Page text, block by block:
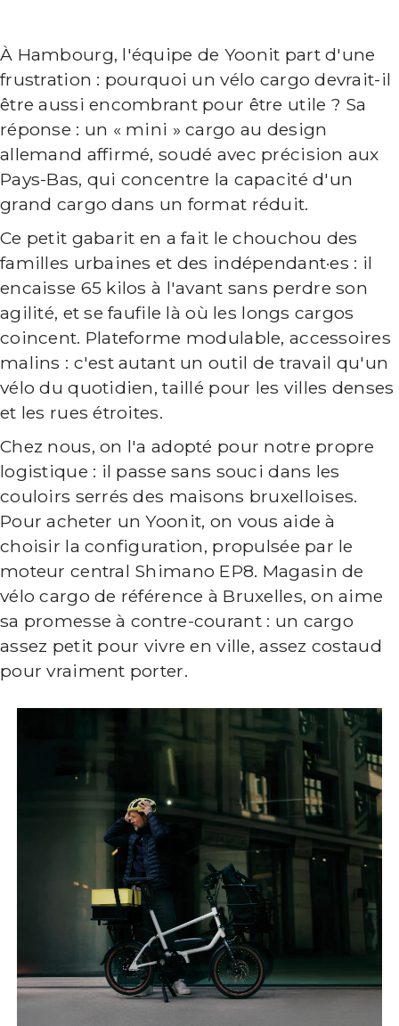
À Hambourg, l'équipe de Yoonit part d'une
frustration : pourquoi un vélo cargo devrait-il
être aussi encombrant pour être utile ? Sa
réponse : un « mini » cargo au design
allemand affirmé, soudé avec précision aux
Pays-Bas, qui concentre la capacité d'un
grand cargo dans un format réduit.
Ce petit gabarit en a fait le chouchou des
familles urbaines et des indépendant·es : il
encaisse 65 kilos à l'avant sans perdre son
agilité, et se faufile là où les longs cargos
coincent. Plateforme modulable, accessoires
malins : c'est autant un outil de travail qu'un
vélo du quotidien, taillé pour les villes denses
et les rues étroites.
Chez nous, on l'a adopté pour notre propre
logistique : il passe sans souci dans les
couloirs serrés des maisons bruxelloises.
Pour acheter un Yoonit, on vous aide à
choisir la configuration, propulsée par le
moteur central Shimano EP8. Magasin de
vélo cargo de référence à Bruxelles, on aime
sa promesse à contre-courant : un cargo
assez petit pour vivre en ville, assez costaud
pour vraiment porter.